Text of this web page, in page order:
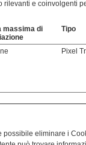
rilevanti e coinvolgenti
massima di
Tipo
Pixel
possibile eliminare i